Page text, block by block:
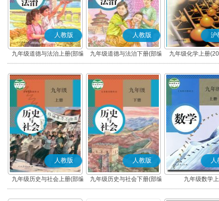
人教版
九年级道德与法治上册(部编
版)
人教版
九年级道德与法治下册(部编
版)
沪
九年级化学上册
人教版
九年级历史与社会上册(部编
版)
人教版
九年级历史与社会下册(部编
版)
人
九年级数学